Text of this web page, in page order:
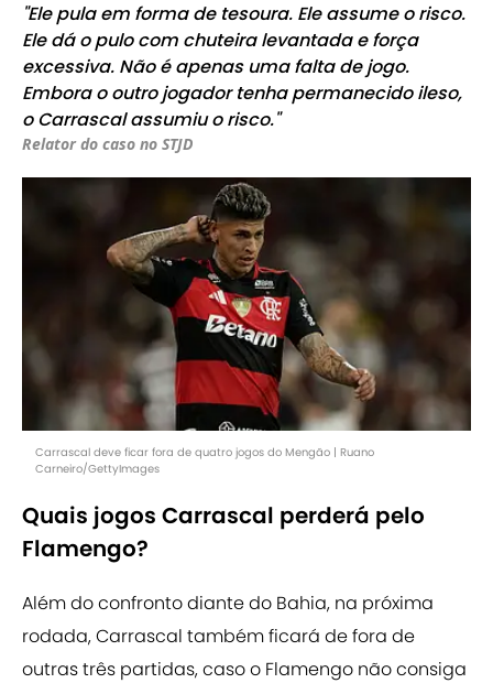
"Ele pula em forma de tesoura. Ele assume o risco.
Ele dá o pulo com chuteira levantada e força
excessiva. Não é apenas uma falta de jogo.
Embora o outro jogador tenha permanecido ileso,
o Carrascal assumiu o risco."
Relator do caso no STJD
Carrascal deve ficar fora de quatro jogos do Mengão | Ruano
Carneiro/GettyImages
Quais jogos Carrascal perderá pelo
Flamengo?
Além do confronto diante do Bahia, na próxima
rodada, Carrascal também ficará de fora de
outras três partidas, caso o Flamengo não consiga